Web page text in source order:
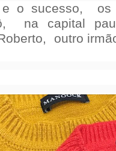
o sucesso, os
na capital
outro